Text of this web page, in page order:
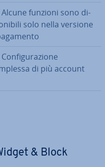
✗
Alcune funzioni sono di­
solo nella versione
✗
Con­fi­gu­ra­zio­ne
di più account
& Block